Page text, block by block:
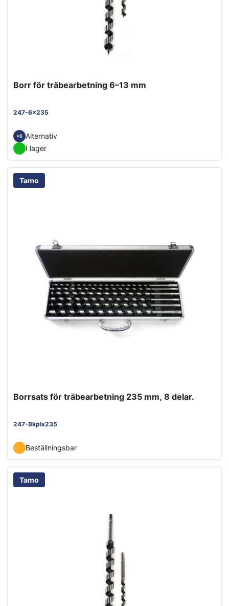
Borr för träbearbetning 6–13 mm
247-6x235
+6
Alternativ
I lager
Tamo
Borrsats för träbearbetning 235 mm, 8 delar.
247-8kplx235
Beställningsbar
Tamo